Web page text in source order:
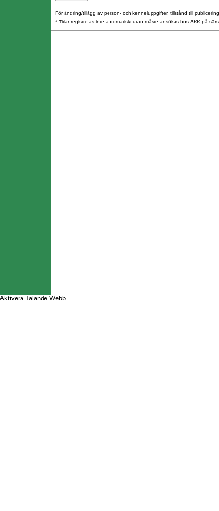
För ändring/tillägg av person- och kenneluppgifter, tillstånd till
* Titlar registreras inte automatiskt utan måste ansökas hos SKK på
Aktivera Talande Webb